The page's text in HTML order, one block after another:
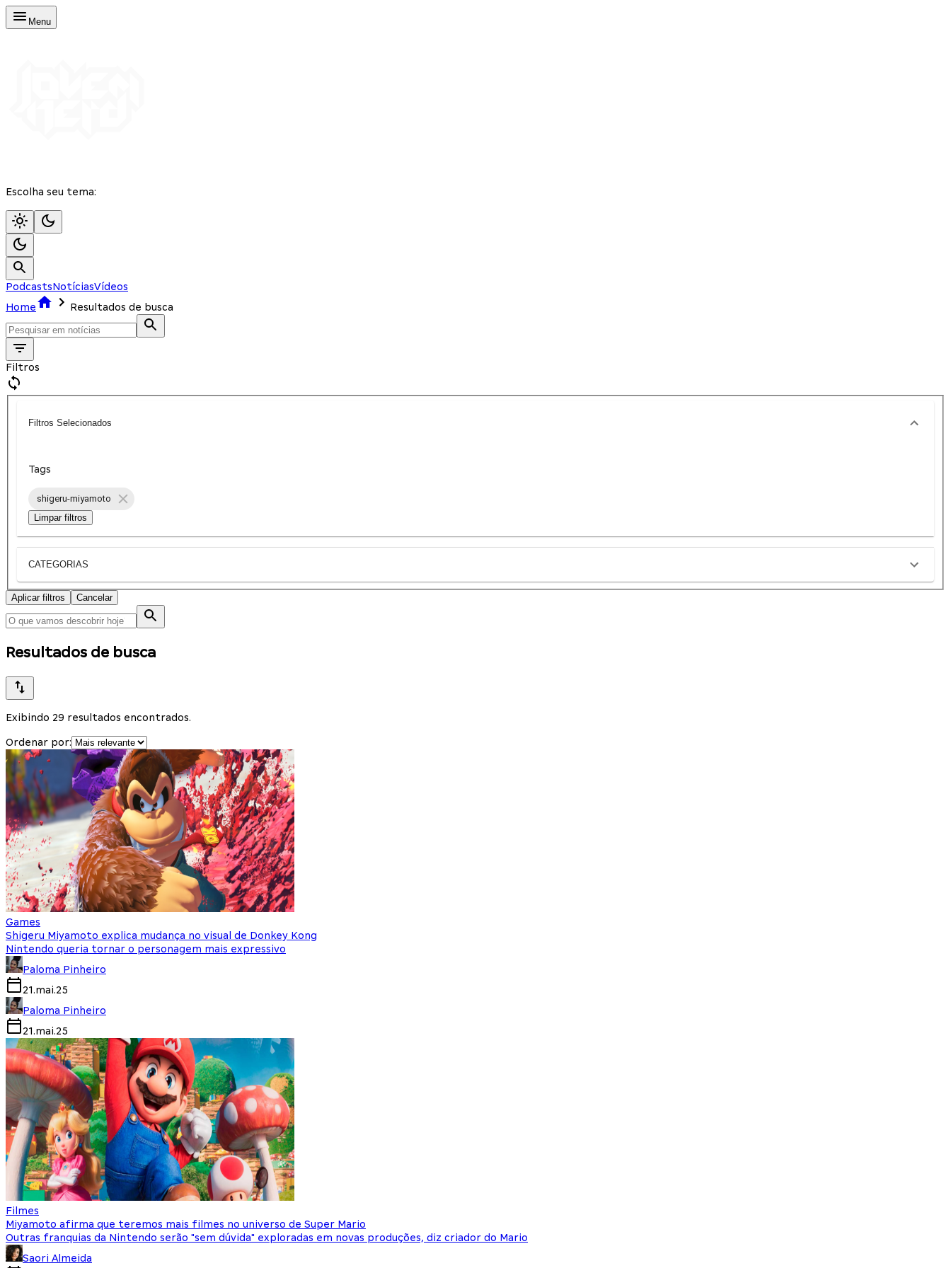
Menu
Escolha seu tema:
PodcastsNotíciasVídeos
Home
Resultados de busca
Filtros
Filtros Selecionados
Tags
shigeru-miyamoto
Limpar filtros
CATEGORIAS
Aplicar filtros Cancelar
Resultados de busca
Exibindo 29 resultados encontrados.
Ordenar por:
Games
Shigeru Miyamoto explica mudança no visual de Donkey Kong
Nintendo queria tornar o personagem mais expressivo
Paloma Pinheiro
21.mai.25
Paloma Pinheiro
21.mai.25
Filmes
Miyamoto afirma que teremos mais filmes no universo de Super Mario
Outras franquias da Nintendo serão "sem dúvida" exploradas em novas produções, diz criador do Mario
Saori Almeida